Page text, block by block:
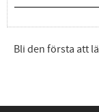
Bli den första att